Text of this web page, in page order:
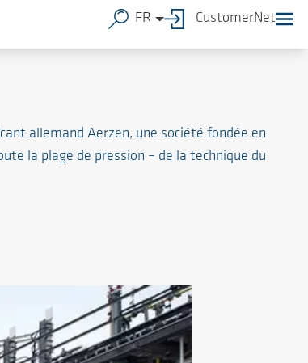
allemand Aerzen, une société fondée en
la plage de pression – de la technique du
FR CustomerNet